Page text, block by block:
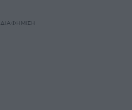
ΔΙΑΦΗΜΙΣΗ